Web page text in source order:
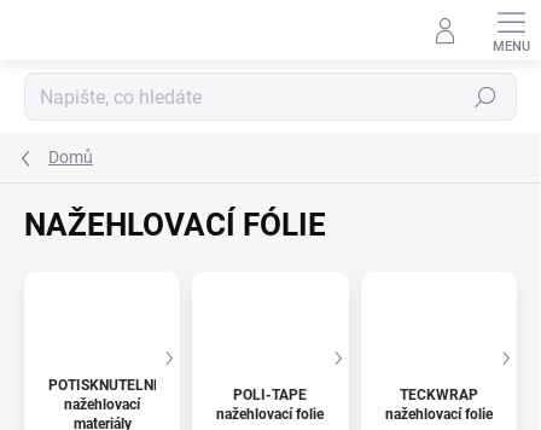
Hledat
Domů
NAŽEHLOVACÍ FÓLIE
POTISKNUTELNÉ
nažehlovací
materiály
POLI-TAPE
nažehlovací folie
TECKWRAP
nažehlovací folie